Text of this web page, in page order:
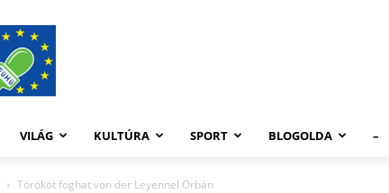
FüHü
VILÁG KULTÚRA SPORT BLOGOLDA –
Törököt foghat von der Leyennel Orbán